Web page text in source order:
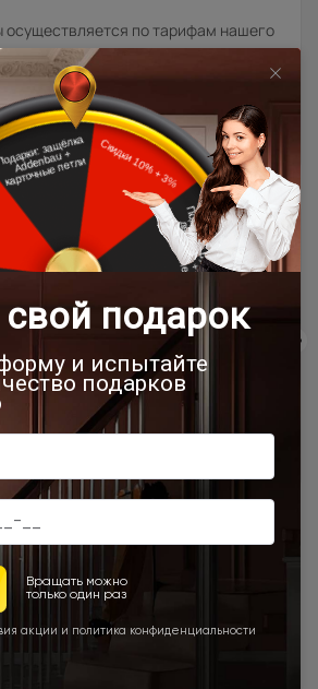
осуществляется по тарифам нашего
или, при заказе через запрос с
менеджером интернет-
о доставке
к категориям:
двери 55х190 см
межкомнатные двери
700x1900 700x2000
800x2000 900x2200
1000x2100
700x2200
1000х2000 мм 900x1900